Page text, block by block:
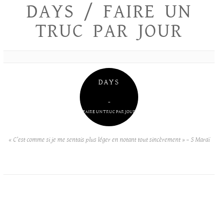
DAYS / FAIRE UN
TRUC PAR JOUR
DAYS
–
FAIRE UN TRUC PAR JOUR
« C’est comme si je me sentais plus léger en notant tout sincèrement » – S Maraï